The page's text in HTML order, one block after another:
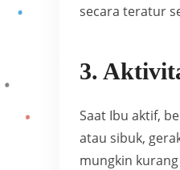
secara teratur
3.
Saat Ibu aktif,
atau sibuk,
mungkin